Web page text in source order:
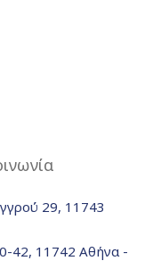
29, 11743
42, 11742 Αθήνα -